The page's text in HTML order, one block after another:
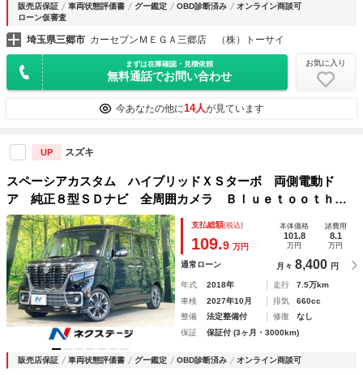
販売店保証 車両状態評価書 グー鑑定 OBD診断済み
オンライン商談可
ローン仮審査
埼玉県三郷市 カーセブンＭＥＧＡ三郷店 （株）トーサイ
まずは在庫確認・見積依頼
無料通話でお問い合わせ
お気に入り
今あなたの他に14人が見ています
UP スズキ
スペーシアカスタム ハイブリッドＸＳターボ 両側電動ド
ア 純正８型ＳＤナビ 全周囲カメラ Ｂｌｕｅｔｏｏｔｈ
衝突被害軽減 禁煙車 シートヒーター ドラレコ コーナー
センサー スマートキー ＬＥＤヘッド ビルトインＥＴＣ
クルコン パドルシフト
支払総額(税込)
109.9 万円
本体価格
101.8
万円
諸費用
8.1
万円
通常ローン 月々 8,400 円
年式 2018年 走行
7.5万km
車検
2027年10月 排気
660cc
整備
法定整備付 修復
なし
保証
保証付 (3ヶ月・3000km)
販売店保証 車両状態評価書 グー鑑定 OBD診断済み オンライン商談可